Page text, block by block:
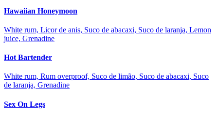
Hawaiian Honeymoon
White rum, Licor de anis, Suco de abacaxi, Suco de laranja, Lemon
juice, Grenadine
Hot Bartender
White rum, Rum overproof, Suco de limão, Suco de abacaxi, Suco
de laranja, Grenadine
Sex On Legs